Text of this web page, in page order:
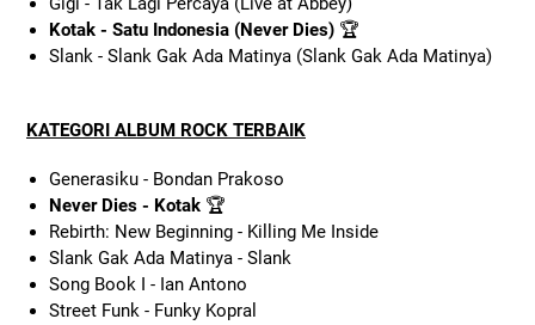
Kotak - Satu Indonesia (Never Dies)🏆
Slank - Slank Gak Ada Matinya (Slank Gak Ada Matinya)
KATEGORI ALBUM ROCK TERBAIK
Generasiku - Bondan Prakoso
Never Dies - Kotak🏆
Rebirth: New Beginning - Killing Me Inside
Slank Gak Ada Matinya - Slank
Song Book I - Ian Antono
Street Funk - Funky Kopral